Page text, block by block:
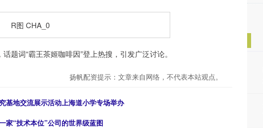
词“霸王茶姬咖啡因”登上热搜，引发广泛讨论。
扬帆配资提示：文章来自网络，不代表本站观点。
基地交流展示活动上海道小学专场举办
家“技术本位”公司的世界级蓝图